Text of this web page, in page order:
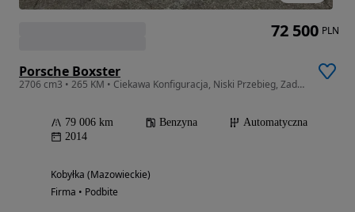
Porsche Boxster
2706 cm3 • 265 KM • Ciekawa Konfiguracja, Niski Przebieg, Zadbany!!!
79 006 km Benzyna
Automatyczna
2014
Kobyłka (Mazowieckie)
Firma • Podbite
72 500 PLN